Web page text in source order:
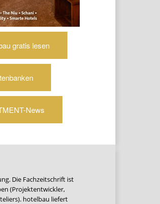
gratis lesen
News
Die Fachzeitschrift ist
(Projektentwickler,
hotelbau liefert